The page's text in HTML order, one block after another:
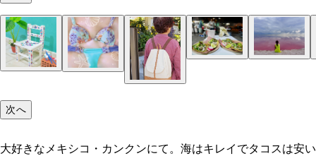
海底美術館MUSAは珊瑚を破壊から守るために始
トロピカルなお魚もわんさか
次へ
大好きなメキシコ・カンクンにて。海はキレイでタコスは安い